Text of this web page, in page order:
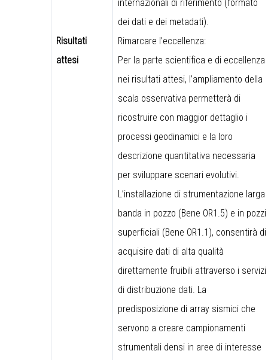
Risultati
attesi
internazionali di riferimento (formato
dei dati e dei metadati).
Rimarcare l’eccellenza:
Per la parte scientifica e di eccellenza
nei risultati attesi, l’ampliamento della
scala osservativa permetterà di
ricostruire con maggior dettaglio i
processi geodinamici e la loro
descrizione quantitativa necessaria
per sviluppare scenari evolutivi.
L’installazione di strumentazione larga
banda in pozzo (Bene OR1.5) e in pozzi
superficiali (Bene OR1.1), consentirà di
acquisire dati di alta qualità
direttamente fruibili attraverso i servizi
di distribuzione dati. La
predisposizione di array sismici che
servono a creare campionamenti
strumentali densi in aree di interesse